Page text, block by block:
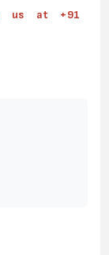
us at +91